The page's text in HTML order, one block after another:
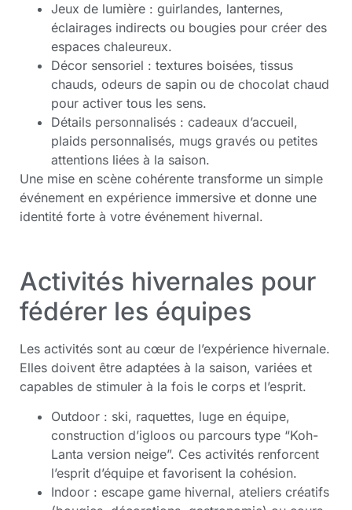
Jeux de lumière : guirlandes, lanternes,
éclairages indirects ou bougies pour créer des
espaces chaleureux.
Décor sensoriel : textures boisées, tissus
chauds, odeurs de sapin ou de chocolat chaud
pour activer tous les sens.
Détails personnalisés : cadeaux d’accueil,
plaids personnalisés, mugs gravés ou petites
attentions liées à la saison.
Une mise en scène cohérente transforme un simple
événement en expérience immersive et donne une
identité forte à votre événement hivernal.
Activités hivernales pour
fédérer les équipes
Les activités sont au cœur de l’expérience hivernale.
Elles doivent être adaptées à la saison, variées et
capables de stimuler à la fois le corps et l’esprit.
Outdoor : ski, raquettes, luge en équipe,
construction d’igloos ou parcours type “Koh-
Lanta version neige”. Ces activités renforcent
l’esprit d’équipe et favorisent la cohésion.
Indoor : escape game hivernal, ateliers créatifs